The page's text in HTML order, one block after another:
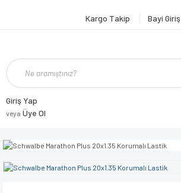
Kargo Takip Bayi Giriş
Giriş Yap
veya Üye Ol